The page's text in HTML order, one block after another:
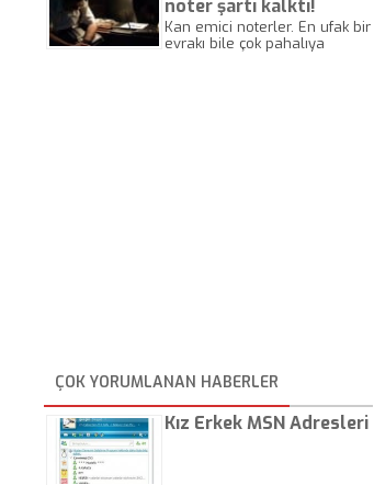
noter şartı kalktı!
Kan emici noterler. En ufak bir
evrakı bile çok pahalıya
ÇOK YORUMLANAN HABERLER
Kız Erkek MSN Adresleri